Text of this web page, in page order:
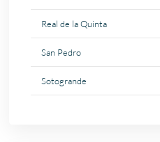
Real de la Quinta
San Pedro
Sotogrande